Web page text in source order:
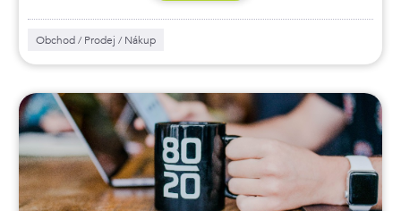
Obchod / Prodej / Nákup